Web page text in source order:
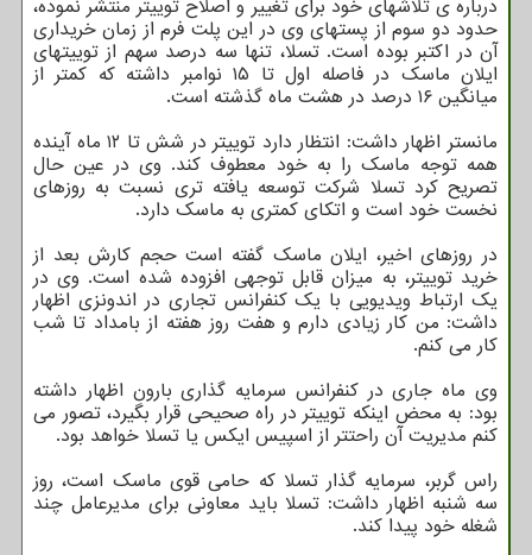
درباره ی تلاشهای خود برای تغییر و اصلاح توییتر منتشر نموده،
حدود دو سوم از پستهای وی در این پلت فرم از زمان خریداری
آن در اکتبر بوده است. تسلا، تنها سه درصد سهم از توییتهای
ایلان ماسک در فاصله اول تا ۱۵ نوامبر داشته که کمتر از
میانگین ۱۶ درصد در هشت ماه گذشته است.
مانستر اظهار داشت: انتظار دارد توییتر در شش تا ۱۲ ماه آینده
همه توجه ماسک را به خود معطوف کند. وی در عین حال
تصریح کرد تسلا شرکت توسعه یافته تری نسبت به روزهای
نخست خود است و اتکای کمتری به ماسک دارد.
در روزهای اخیر، ایلان ماسک گفته است حجم کارش بعد از
خرید توییتر، به میزان قابل توجهی افزوده شده است. وی در
یک ارتباط ویدیویی با یک کنفرانس تجاری در اندونزی اظهار
داشت: من کار زیادی دارم و هفت روز هفته از بامداد تا شب
کار می کنم.
وی ماه جاری در کنفرانس سرمایه گذاری بارون اظهار داشته
بود: به محض اینکه توییتر در راه صحیحی قرار بگیرد، تصور می
کنم مدیریت آن راحتتر از اسپیس ایکس یا تسلا خواهد بود.
راس گربر، سرمایه گذار تسلا که حامی قوی ماسک است، روز
سه شنبه اظهار داشت: تسلا باید معاونی برای مدیرعامل چند
شغله خود پیدا کند.